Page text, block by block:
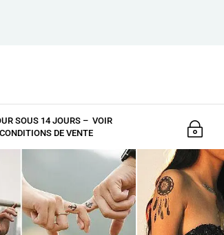
SOUS 14 JOURS – VOIR
CONDITIONS DE VENTE ~